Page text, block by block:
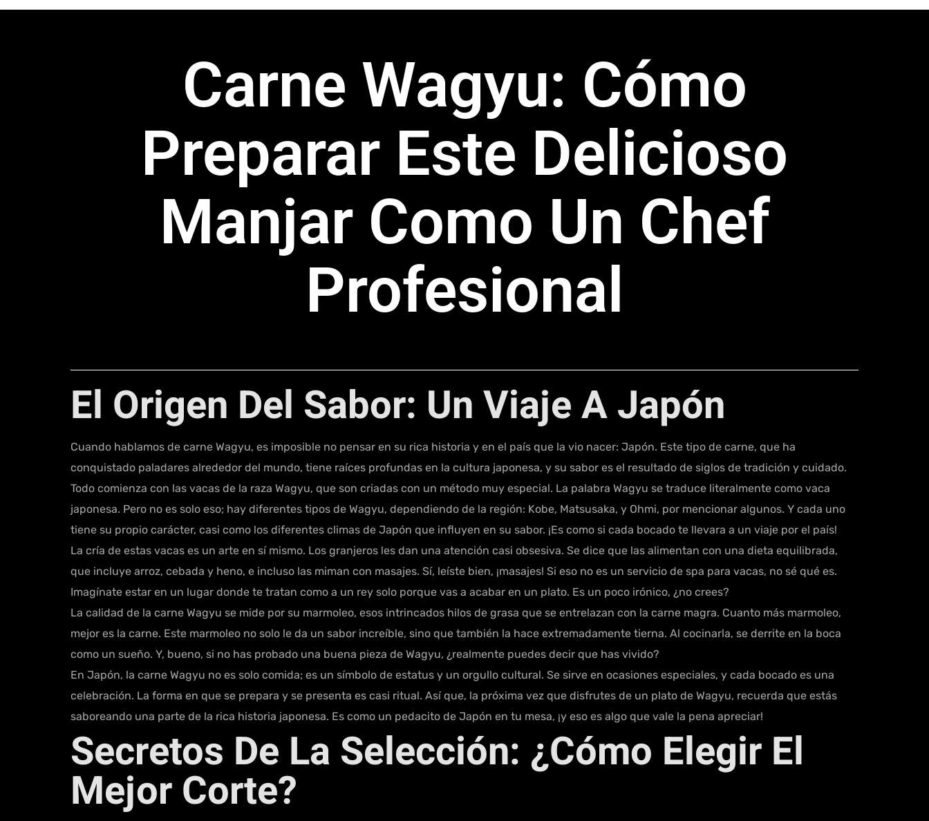
Carne Wagyu: Cómo
Preparar Este Delicioso
Manjar Como Un Chef
Profesional
El Origen Del Sabor: Un Viaje A Japón
Cuando hablamos de carne Wagyu, es imposible no pensar en su rica historia y en el país que la vio nacer: Japón. Este tipo de carne, que ha
conquistado paladares alrededor del mundo, tiene raíces profundas en la cultura japonesa, y su sabor es el resultado de siglos de tradición y cuidado.
Todo comienza con las vacas de la raza Wagyu, que son criadas con un método muy especial. La palabra Wagyu se traduce literalmente como vaca
japonesa. Pero no es solo eso; hay diferentes tipos de Wagyu, dependiendo de la región: Kobe, Matsusaka, y Ohmi, por mencionar algunos. Y cada uno
tiene su propio carácter, casi como los diferentes climas de Japón que influyen en su sabor. ¡Es como si cada bocado te llevara a un viaje por el país!
La cría de estas vacas es un arte en sí mismo. Los granjeros les dan una atención casi obsesiva. Se dice que las alimentan con una dieta equilibrada,
que incluye arroz, cebada y heno, e incluso las miman con masajes. Sí, leíste bien, ¡masajes! Si eso no es un servicio de spa para vacas, no sé qué es.
Imagínate estar en un lugar donde te tratan como a un rey solo porque vas a acabar en un plato. Es un poco irónico, ¿no crees?
La calidad de la carne Wagyu se mide por su marmoleo, esos intrincados hilos de grasa que se entrelazan con la carne magra. Cuanto más marmoleo,
mejor es la carne. Este marmoleo no solo le da un sabor increíble, sino que también la hace extremadamente tierna. Al cocinarla, se derrite en la boca
como un sueño. Y, bueno, si no has probado una buena pieza de Wagyu, ¿realmente puedes decir que has vivido?
En Japón, la carne Wagyu no es solo comida; es un símbolo de estatus y un orgullo cultural. Se sirve en ocasiones especiales, y cada bocado es una
celebración. La forma en que se prepara y se presenta es casi ritual. Así que, la próxima vez que disfrutes de un plato de Wagyu, recuerda que estás
saboreando una parte de la rica historia japonesa. Es como un pedacito de Japón en tu mesa, ¡y eso es algo que vale la pena apreciar!
Secretos De La Selección: ¿Cómo Elegir El
Mejor Corte?